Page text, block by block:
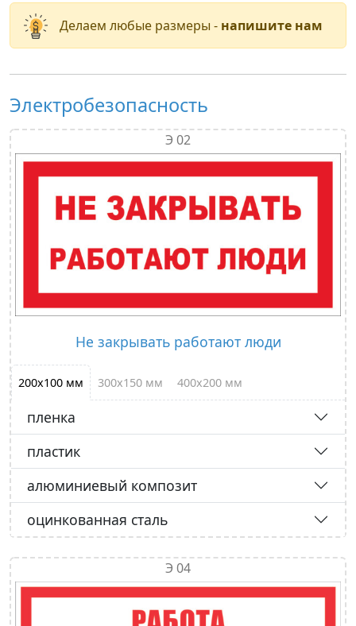
Делаем любые размеры - напишите нам
Электробезопасность
Э 02
Не закрывать работают люди
200х100 мм 300х150 мм 400х200 мм
пленка
пластик
алюминиевый композит
оцинкованная сталь
Э 04